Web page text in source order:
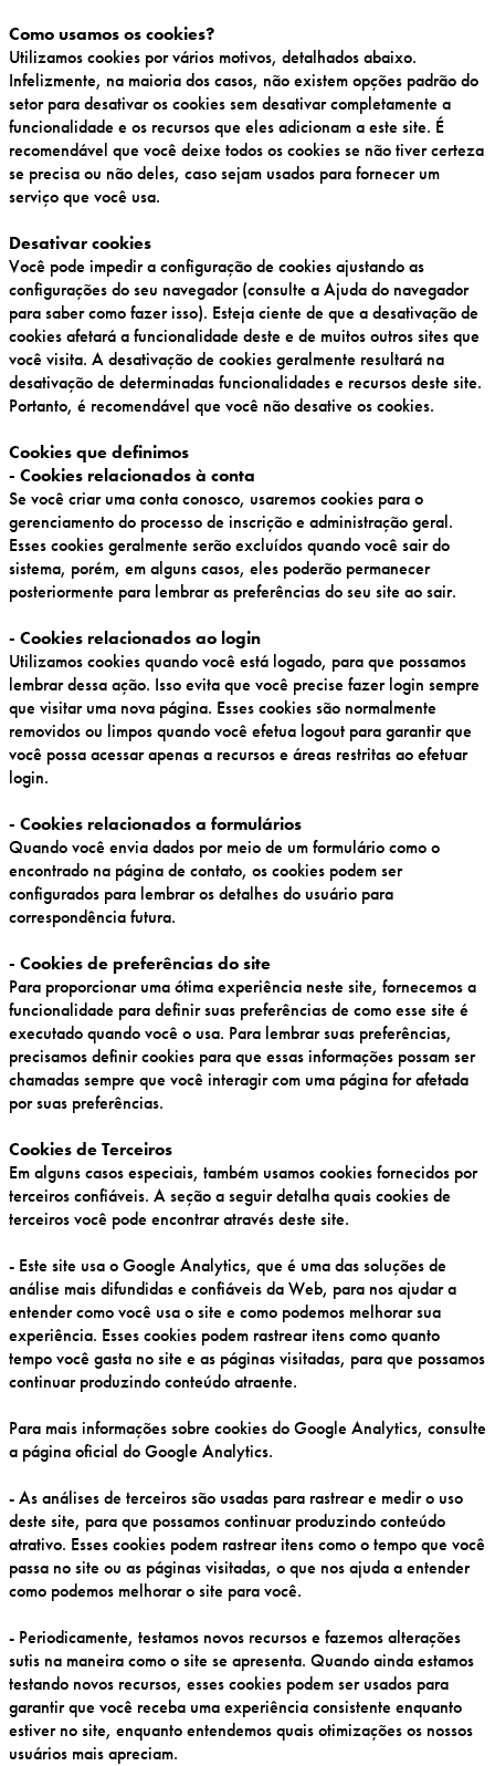
Como usamos os cookies?
Utilizamos cookies por vários motivos, detalhados abaixo.
Infelizmente, na maioria dos casos, não existem opções padrão do
setor para desativar os cookies sem desativar completamente a
funcionalidade e os recursos que eles adicionam a este site. É
recomendável que você deixe todos os cookies se não tiver certeza
se precisa ou não deles, caso sejam usados para fornecer um
serviço que você usa.
Desativar cookies
Você pode impedir a configuração de cookies ajustando as
configurações do seu navegador (consulte a Ajuda do navegador
para saber como fazer isso). Esteja ciente de que a desativação de
cookies afetará a funcionalidade deste e de muitos outros sites que
você visita. A desativação de cookies geralmente resultará na
desativação de determinadas funcionalidades e recursos deste site.
Portanto, é recomendável que você não desative os cookies.
Cookies que definimos
- Cookies relacionados à conta
Se você criar uma conta conosco, usaremos cookies para o
gerenciamento do processo de inscrição e administração geral.
Esses cookies geralmente serão excluídos quando você sair do
sistema, porém, em alguns casos, eles poderão permanecer
posteriormente para lembrar as preferências do seu site ao sair.
- Cookies relacionados ao login
Utilizamos cookies quando você está logado, para que possamos
lembrar dessa ação. Isso evita que você precise fazer login sempre
que visitar uma nova página. Esses cookies são normalmente
removidos ou limpos quando você efetua logout para garantir que
você possa acessar apenas a recursos e áreas restritas ao efetuar
login.
- Cookies relacionados a formulários
Quando você envia dados por meio de um formulário como o
encontrado na página de contato, os cookies podem ser
configurados para lembrar os detalhes do usuário para
correspondência futura.
- Cookies de preferências do site
Para proporcionar uma ótima experiência neste site, fornecemos a
funcionalidade para definir suas preferências de como esse site é
executado quando você o usa. Para lembrar suas preferências,
precisamos definir cookies para que essas informações possam ser
chamadas sempre que você interagir com uma página for afetada
por suas preferências.
Cookies de Terceiros
Em alguns casos especiais, também usamos cookies fornecidos por
terceiros confiáveis. A seção a seguir detalha quais cookies de
terceiros você pode encontrar através deste site.
- Este site usa o Google Analytics, que é uma das soluções de
análise mais difundidas e confiáveis da Web, para nos ajudar a
entender como você usa o site e como podemos melhorar sua
experiência. Esses cookies podem rastrear itens como quanto
tempo você gasta no site e as páginas visitadas, para que possamos
continuar produzindo conteúdo atraente.
Para mais informações sobre cookies do Google Analytics, consulte
a página oficial do Google Analytics.
- As análises de terceiros são usadas para rastrear e medir o uso
deste site, para que possamos continuar produzindo conteúdo
atrativo. Esses cookies podem rastrear itens como o tempo que você
passa no site ou as páginas visitadas, o que nos ajuda a entender
como podemos melhorar o site para você.
- Periodicamente, testamos novos recursos e fazemos alterações
sutis na maneira como o site se apresenta. Quando ainda estamos
testando novos recursos, esses cookies podem ser usados para
garantir que você receba uma experiência consistente enquanto
estiver no site, enquanto entendemos quais otimizações os nossos
usuários mais apreciam.